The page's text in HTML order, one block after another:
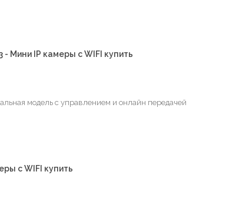
- Мини IP камеры с WIFI купить
модель с управлением и онлайн передачей
с WIFI купить